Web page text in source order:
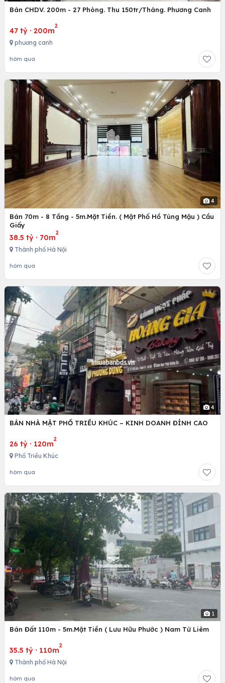
Bán CHDV. 200m - 27 Phòng. Thu 150tr/Tháng. Phương Canh
47 tỷ · 200m
2
phương canh
hôm qua
4
Bán 70m - 8 Tầng - 5m.Mặt Tiền. ( Mặt Phố Hồ Tùng Mậu ) Cầu
Giấy
38.5 tỷ · 70m
2
Thành phố Hà Nội
hôm qua
4
BÁN NHÀ MẶT PHỐ TRIỀU KHÚC – KINH DOANH ĐỈNH CAO
26 tỷ · 120m
2
Phố Triều Khúc
hôm qua
1
Bán Đất 110m - 5m.Mặt Tiền ( Lưu Hữu Phước ) Nam Từ Liêm
35.5 tỷ · 110m
2
Thành phố Hà Nội
hôm qua